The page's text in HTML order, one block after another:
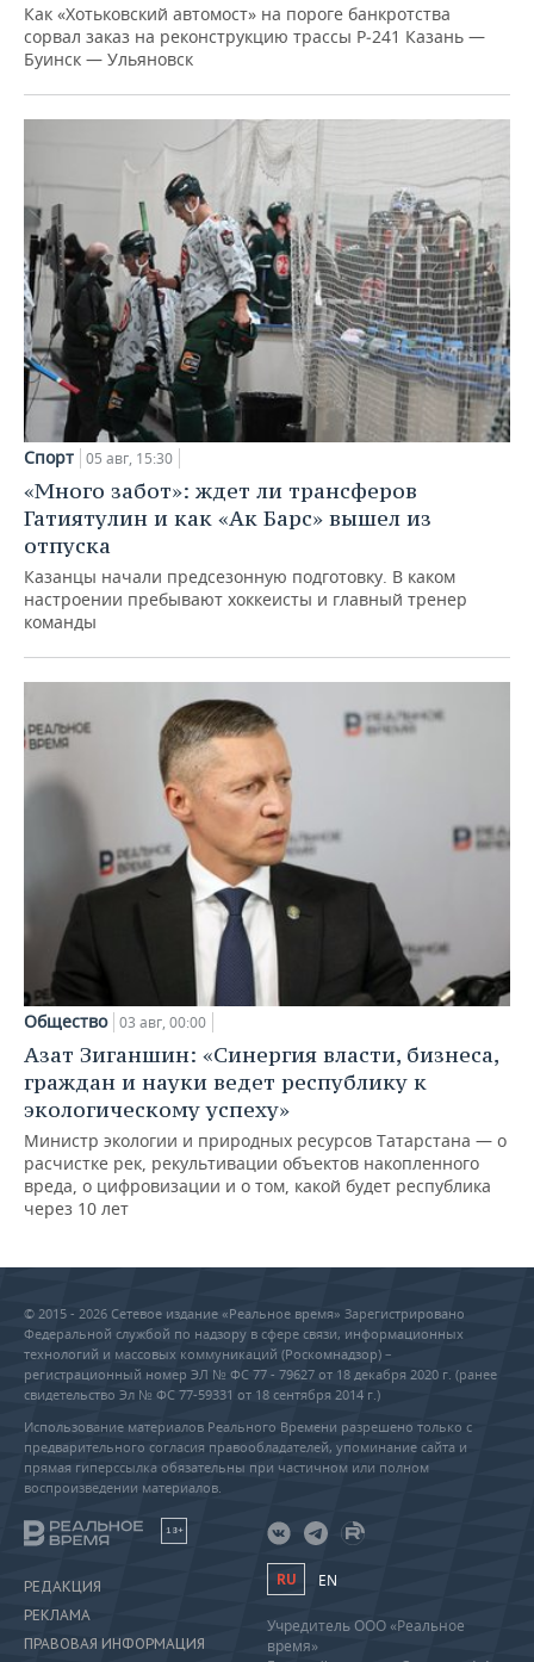
Как «Хотьковский автомост» на пороге банкротства
сорвал заказ на реконструкцию трассы Р‑241 Казань —
Буинск — Ульяновск
Спорт 05 авг, 15:30
«Много забот»: ждет ли трансферов
Гатиятулин и как «Ак Барс» вышел из
отпуска
Казанцы начали предсезонную подготовку. В каком
настроении пребывают хоккеисты и главный тренер
команды
Общество 03 авг, 00:00
Азат Зиганшин: «Синергия власти, бизнеса,
граждан и науки ведет республику к
экологическому успеху»
Министр экологии и природных ресурсов Татарстана — о
расчистке рек, рекультивации объектов накопленного
вреда, о цифровизации и о том, какой будет республика
через 10 лет
© 2015 - 2026 Сетевое издание «Реальное время» Зарегистрировано
Федеральной службой по надзору в сфере связи, информационных
технологий и массовых коммуникаций (Роскомнадзор) –
регистрационный номер ЭЛ № ФС 77 - 79627 от 18 декабря 2020 г. (ранее
свидетельство Эл № ФС 77-59331 от 18 сентября 2014 г.)
Использование материалов Реального Времени разрешено только с
предварительного согласия правообладателей, упоминание сайта и
прямая гиперссылка обязательны при частичном или полном
воспроизведении материалов.
18+
РЕДАКЦИЯ
РЕКЛАМА
ПРАВОВАЯ ИНФОРМАЦИЯ
RU EN
Учредитель ООО «Реальное
время»